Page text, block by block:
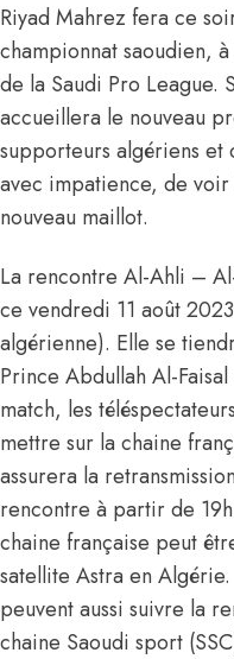
Riyad Mahrez fera ce
championnat saoudien, à
de la Saudi Pro League.
accueillera le nouveau
supporteurs algériens et
avec impatience, de voir
nouveau maillot.
La rencontre Al-Ahli –
ce vendredi 11 août
algérienne). Elle se
Prince Abdullah Al-
match, les
mettre sur la chaine
assurera la
rencontre à partir de
chaine française peut
satellite Astra en
peuvent aussi suivre la
chaine Saoudi sport